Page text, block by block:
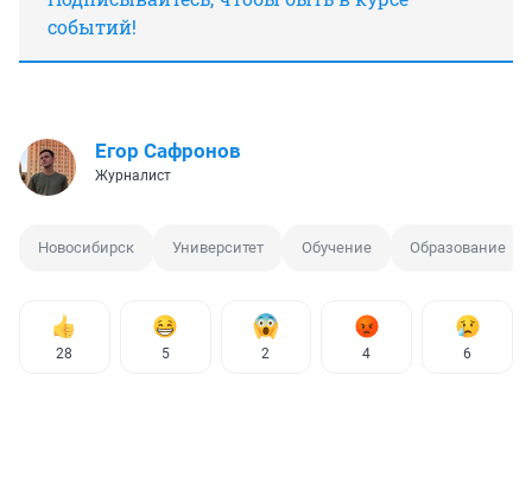
событий!
Егор Сафронов
Журналист
Новосибирск Университет Обучение Образование
28 5 2 4 6